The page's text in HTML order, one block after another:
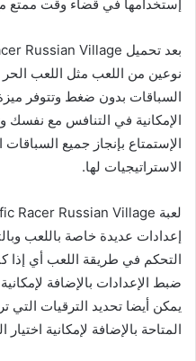
إستخدامها في قضاء وقت ممتع
نوعين من اللعب مثل اللعب الحر
السباقات بدون ضغط وتتوفر ميزة
الإمكانية في التنافس مع
الإستمتاع بإنجاز جميع السباقات
الاستراتيجيات لها.
إعدادات عديدة خاصة باللعب
التحكم في طريقة اللعب أي إذا
ضبط الإعدادات بالإضافة
يمكن أيضا تحديد الترقيات التي
المتاحة بالإضافة لإمكانية